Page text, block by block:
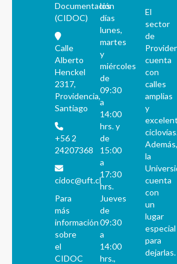
Documentación
(CIDOC)
Calle
Alberto
Henckel
2317,
Providencia,
Santiago
+56 2
24207368
cidoc@uft.cl
Para
más
información
sobre
el
CIDOC
los
días
lunes,
martes
y
miércoles
de
09:30
a
14:00
hrs. y
de
15:00
a
17:30
hrs.
Jueves
de
09:30
a
14:00
hrs.,
El
sector
de
cuenta
con
calles
amplias
y
Además,
la
cuenta
con
un
lugar
especial
para
dejarlas.